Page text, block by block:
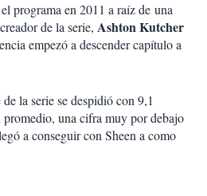
programa en 2011 a raíz de una
de la serie, Ashton Kutcher
empezó a descender capítulo a
la serie se despidió con 9,1
una cifra muy por debajo
a conseguir con Sheen a como